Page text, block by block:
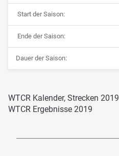
Start der Saison:
Ende der Saison:
Dauer der Saison:
WTCR Kalender, Strecken 2019
WTCR Ergebnisse 2019